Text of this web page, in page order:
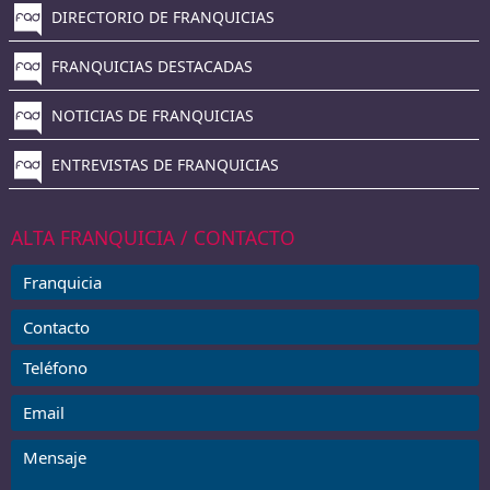
DIRECTORIO DE FRANQUICIAS
FRANQUICIAS DESTACADAS
NOTICIAS DE FRANQUICIAS
ENTREVISTAS DE FRANQUICIAS
ALTA FRANQUICIA / CONTACTO